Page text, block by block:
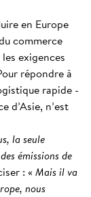
en Europe
commerce
exigences
répondre à
rapide -
d’Asie, n’est
la seule
émissions de
: « Mais il va
nous